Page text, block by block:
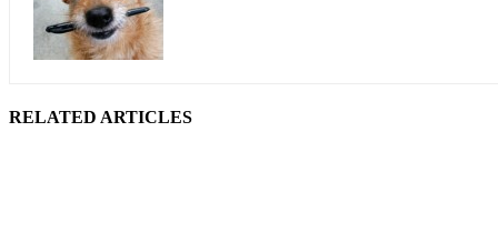
RELATED ARTICLES